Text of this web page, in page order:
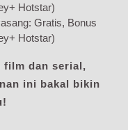
Hotstar)
Gratis, Bonus
Hotstar)
film dan serial,
ini bakal bikin